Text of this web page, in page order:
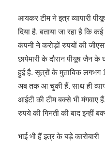
आयकर टीम ने इत्र व्यापारी
दिया है. बताया जा रहा है कि
कंपनी ने करोड़ों रुपयों की
छापेमारी के दौरान पीयूष जैन
हुई है. सूत्रों के मुताबिक
अब तक आ चुकी हैं. साथ ही
आईटी की टीम बक्से भी मंगवाए
रुपये की गिनती की बाद इन्हीं
भाई भी हैं इत्र के बड़े कारोबारी